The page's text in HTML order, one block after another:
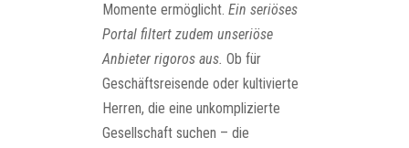
Momente ermöglicht. Ein seriöses
Portal filtert zudem unseriöse
Anbieter rigoros aus. Ob für
Geschäftsreisende oder kultivierte
Herren, die eine unkomplizierte
Gesellschaft suchen – die